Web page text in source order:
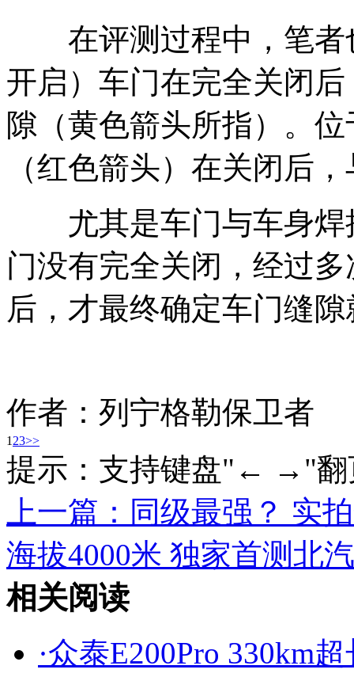
在评测过程中，笔者
开启）车门在完全关闭
隙（黄色箭头所指）。
（红色箭头）在关闭后
尤其是车门与车身焊
门没有完全关闭，经过
后，才最终确定车门缝
作者：列宁格勒保卫者
1 23>>
提示：支持键盘"← →"翻
上一篇： 同级最强？ 实
海拔4000米 独家首测北
相关阅读
·众泰E200Pro 330km